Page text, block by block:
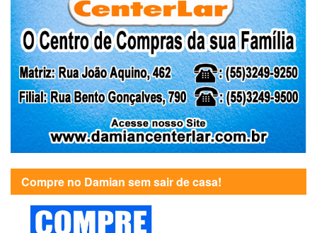
Compre no Damian sem sair de casa!